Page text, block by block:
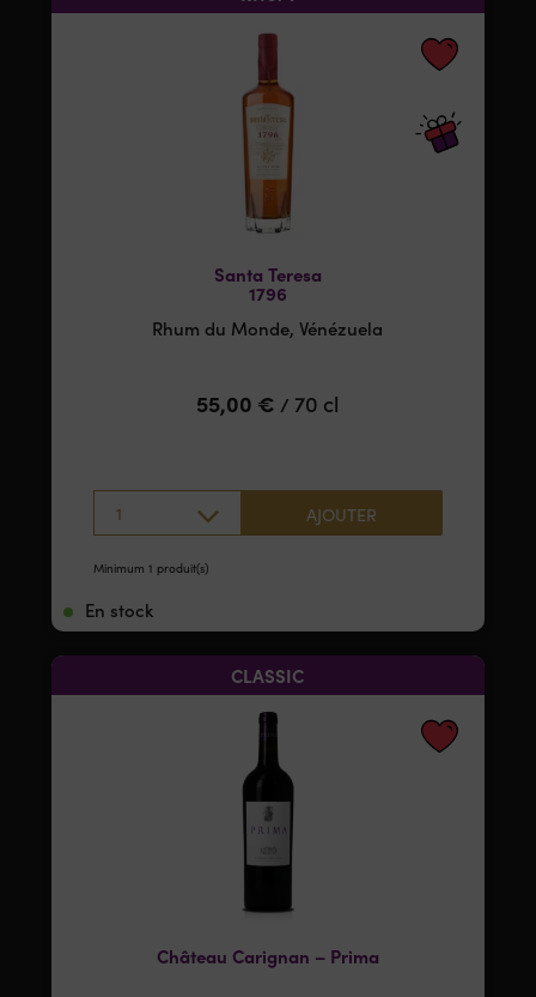
Santa Teresa
1796
Rhum du Monde, Vénézuela
55,00 € / 70 cl
1 AJOUTER
Minimum 1 produit(s)
En stock
CLASSIC
Château Carignan – Prima